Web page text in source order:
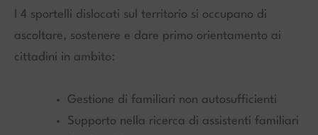
I 4 sportelli dislocati sul territorio si occupano di
ascoltare, sostenere e dare primo orientamento ai
cittadini in ambito:
Gestione di familiari non autosufficienti
Supporto nella ricerca di assistenti familiari